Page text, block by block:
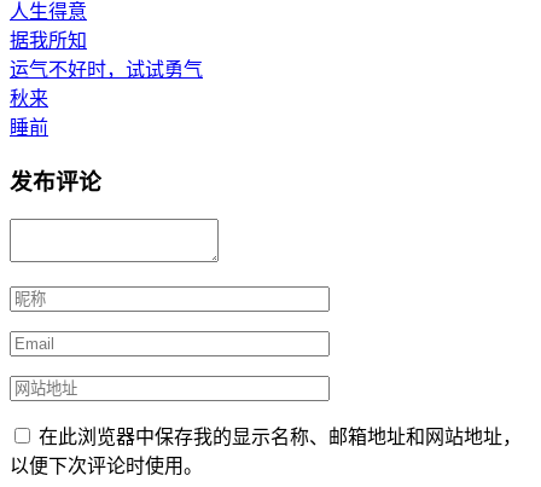
人生得意
据我所知
运气不好时，试试勇气
秋来
睡前
发布评论
在此浏览器中保存我的显示名称、邮箱地址和网站地址，
以便下次评论时使用。